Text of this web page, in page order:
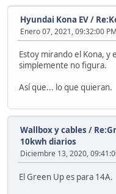
Hyundai Kona EV/
Enero 07, 2021, 09:32:00 PM
Estoy mirando el Kona, y
simplemente no figura.
Así que... lo que quieran.
Wallbox y cables /
10kwh diarios
Diciembre 13, 2020,
El Green Up es para 14A.